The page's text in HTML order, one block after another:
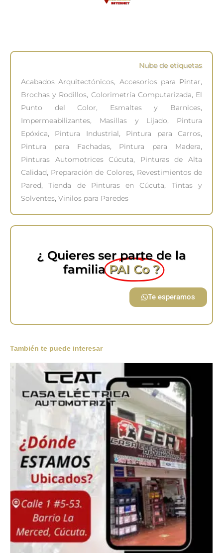
Nube de etiquetas
Acabados Arquitectónicos, Accesorios para Pintar,
Brochas y Rodillos, Colorimetría Computarizada, El
Punto del Color, Esmaltes y Barnices,
Impermeabilizantes, Masillas y Lijado, Pintura
Epóxica, Pintura Industrial, Pintura para Carros,
Pintura para Fachadas, Pintura para Madera,
Pinturas Automotrices Cúcuta, Pinturas de Alta
Calidad, Preparación de Colores, Revestimientos de
Pared,Tienda de Pinturas en Cúcuta, Tintas y
Solventes, Vinilos para Paredes
¿ Quieres ser parte de la
familia PAI Co ?
Te esperamos
También te puede interesar